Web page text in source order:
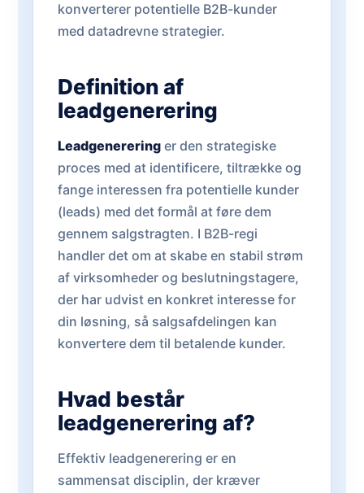
konverterer potentielle B2B-kunder
med datadrevne strategier.
Definition af
leadgenerering
Leadgenerering er den strategiske
proces med at identificere, tiltrække og
fange interessen fra potentielle kunder
(leads) med det formål at føre dem
gennem salgstragten. I B2B-regi
handler det om at skabe en stabil strøm
af virksomheder og beslutningstagere,
der har udvist en konkret interesse for
din løsning, så salgsafdelingen kan
konvertere dem til betalende kunder.
Hvad består
leadgenerering af?
Effektiv leadgenerering er en
sammensat disciplin, der kræver